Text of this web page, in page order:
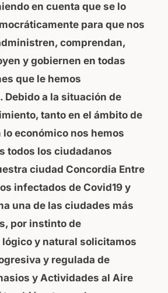
en cuenta que se lo
para que nos
comprendan,
y gobiernen en todas
que le hemos
Debido a la situación de
tanto en el ámbito de
lo económico nos hemos
todos los ciudadanos
ciudad Concordia Entre
infectados de Covid19 y
una de las ciudades más
por instinto de
y natural solicitamos
y regulada de
y Actividades al Aire